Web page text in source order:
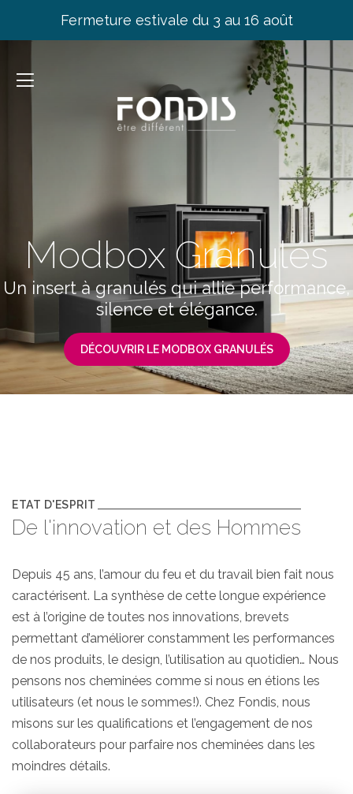
Fermeture estivale du 3 au 16 août
Modbox Granulés
Un insert à granulés qui allie performance,
silence et élégance.
DÉCOUVRIR LE MODBOX GRANULÉS
ETAT D'ESPRIT
De l'innovation et des Hommes
Depuis 45 ans, l’amour du feu et du travail bien fait nous
caractérisent. La synthèse de cette longue expérience
est à l’origine de toutes nos innovations, brevets
permettant d’améliorer constamment les performances
de nos produits, le design, l’utilisation au quotidien… Nous
pensons nos cheminées comme si nous en étions les
utilisateurs (et nous le sommes!). Chez Fondis, nous
misons sur les qualifications et l’engagement de nos
collaborateurs pour parfaire nos cheminées dans les
moindres détails.